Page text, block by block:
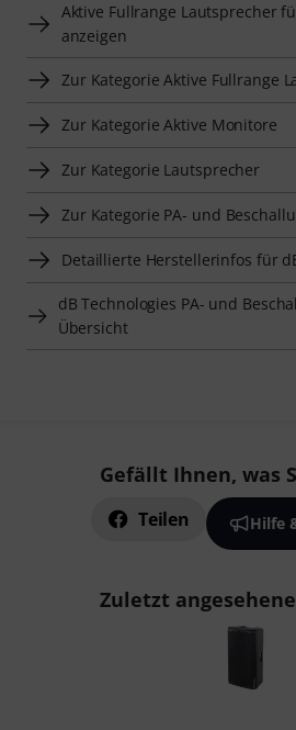
Aktive Fullrange Lautsprecher
anzeigen
Zur Kategorie Aktive Fullrange
Zur Kategorie Aktive Monitore
Zur Kategorie Lautsprecher
Zur Kategorie PA- und
Detaillierte Herstellerinfos für
dB Technologies PA- und
Übersicht
Gefällt Ihnen, was
Teilen Hilfe
Zuletzt